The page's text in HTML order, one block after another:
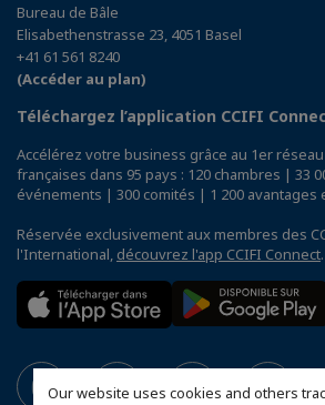
Our website uses cookies and others
Bureau de Bâle
Elisabethenstrasse 23, 4051 Basel
+41 61 561 8240
(Accéder au plan)
Téléchargez l’application CCIFI
Accélérez votre business grâce au 1er
françaises dans 95 pays : 120 chambres | 33
événements | 300 comités | 1 200 avantages
Réservée exclusivement aux membres des
l'International, découvrez l'app CCIFI Connect.